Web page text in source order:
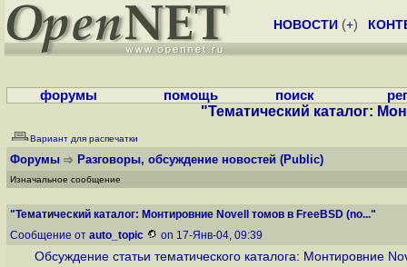
НОВОСТИ (+)
форумы помощь поиск
"Тематический каталог:
Вариант для распечатки
Форумы Разговоры, обсуждение новостей (Public)
Изначальное сообщение
"Тематический каталог: Монтировние Novell томов в FreeBSD (no..."
Сообщение от auto_topic on 17-Янв-04, 09:39
Обсуждение статьи тематического каталога: Монтировние